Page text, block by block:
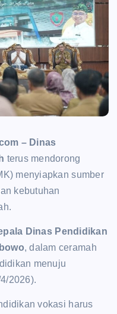
– Dinas
terus mendorong
menyiapkan sumber
kebutuhan
Dinas Pendidikan
, dalam ceramah
menuju
2026).
vokasi harus